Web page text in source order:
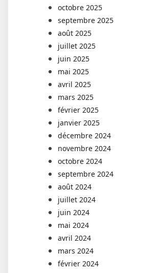
octobre 2025
septembre 2025
août 2025
juillet 2025
juin 2025
mai 2025
avril 2025
mars 2025
février 2025
janvier 2025
décembre 2024
novembre 2024
octobre 2024
septembre 2024
août 2024
juillet 2024
juin 2024
mai 2024
avril 2024
mars 2024
février 2024